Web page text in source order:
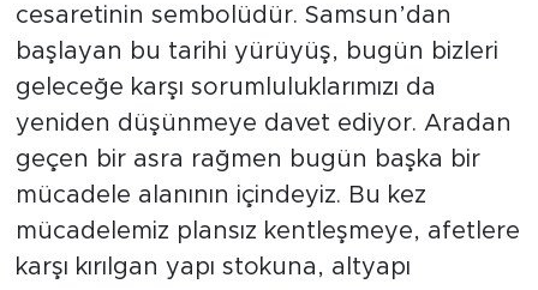
cesaretinin sembolüdür. Samsun’dan
başlayan bu tarihi yürüyüş, bugün bizleri
geleceğe karşı sorumluluklarımızı da
yeniden düşünmeye davet ediyor. Aradan
geçen bir asra rağmen bugün başka bir
mücadele alanının içindeyiz. Bu kez
mücadelemiz plansız kentleşmeye, afetlere
karşı kırılgan yapı stokuna, altyapı